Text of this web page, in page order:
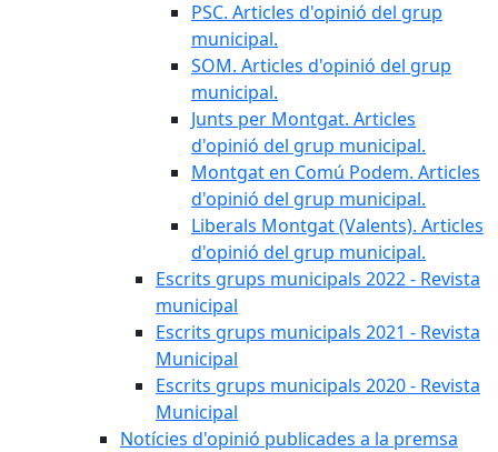
PSC. Articles d'opinió del grup
municipal.
SOM. Articles d'opinió del grup
municipal.
Junts per Montgat. Articles
d'opinió del grup municipal.
Montgat en Comú Podem. Articles
d'opinió del grup municipal.
Liberals Montgat (Valents). Articles
d'opinió del grup municipal.
Escrits grups municipals 2022 - Revista
municipal
Escrits grups municipals 2021 - Revista
Municipal
Escrits grups municipals 2020 - Revista
Municipal
Notícies d'opinió publicades a la premsa